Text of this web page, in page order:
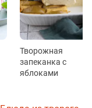
Творожная
запеканка с
яблоками